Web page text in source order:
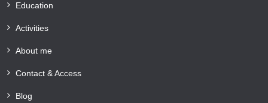
Education
Activities
About me
Contact & Access
Blog